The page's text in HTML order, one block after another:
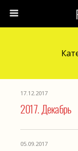
17.12.2017
2017. Декабрь
05.09.2017